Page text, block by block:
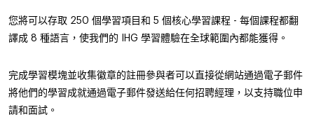
您將可以存取 250 個學習項目和 5 個核心學習課程 - 每個課程都翻
譯成 8 種語言，使我們的 IHG 學習體驗在全球範圍內都能獲得。
完成學習模塊並收集徽章的註冊參與者可以直接從網站通過電子郵件
將他們的學習成就通過電子郵件發送給任何招聘經理，以支持職位申
請和面試。